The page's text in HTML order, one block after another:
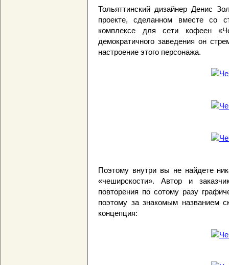
Тольяттинский дизайнер Денис
проекте, сделанном вместе со
комплексе для сети кофеен
демократичного заведения он
настроение этого персонажа.
Поэтому внутри вы не найдете
«чеширскости». Автор и
повторения по сотому разу
поэтому за знакомым названием
концепция: